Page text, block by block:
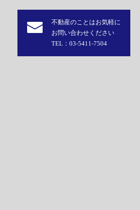
不動産のことはお気軽に
お問い合わせください
TEL：03-5411-7504